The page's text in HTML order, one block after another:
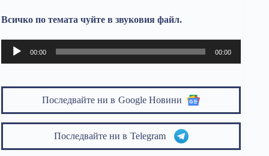
Всичко по темата чуйте в звуковия файл.
Аудио
00:00 00:00
Последвайте ни в Google Новини
Последвайте ни в Telegram